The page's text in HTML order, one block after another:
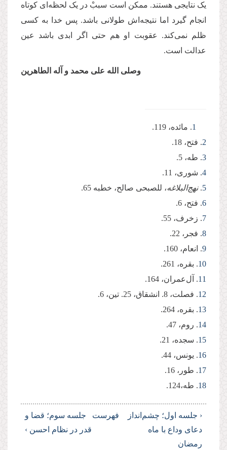
یک نتایجی هستند. ممکن است سببْ در یک لحظه‌ای کوتاه
انجام گیرد اما نتیجه‌اش طولانی باشد. پس خدا به کسی
ظلم نمی‌کند. عقوبت او هم حتی اگر ابدی باشد عین
عدالت است.
وصلی ‌الله علی محمد و آله ‌الطاهرین
1. مائده، 119.
2. فتح، 18.
3. طه، 5.
4. شوری، 11.
5
.نهج‌البلاغه، للصبحی صالح،‌ خطبه 65.
6. فتح، 6.
7. زخرف، 55.
8. فجر، 22.
9. انعام، 160.
10. بقره، 261.
11. آل‌عمران، 164.
12. فصلت، 8. انشقاق، 25. تین، 6.
13. بقره، 264.
14. روم، 47.
15. سجده، 21.
16. یونس، 44.
17. طور، 16.
18. طه،‌124.
‹ جلسه اول؛ چشم‌انداز
دعای وداع با ماه
رمضان
فهرست
جلسه سوم؛ قضا و
قدر در نظام احسن ›